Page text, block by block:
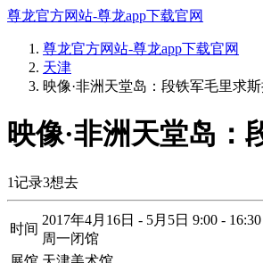
尊龙官方网站-尊龙app下载官网
尊龙官方网站-尊龙app下载官网
天津
映像·非洲天堂岛：段铁军毛里求
映像·非洲天堂岛：
1记录3想去
时间
2017年4月16日 - 5月5日 9:00 - 16:30
周一闭馆